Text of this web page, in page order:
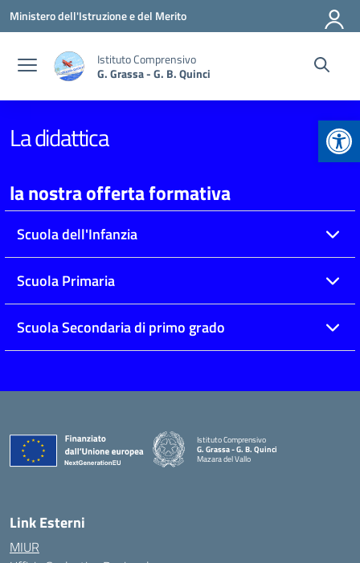
Vai ai contenuti
Vai al menu di navigazione
Vai al footer
Ministero dell'Istruzione e del Merito
Istituto Comprensivo
G. Grassa - G. B. Quinci
La didattica
la nostra offerta formativa
Scuola dell'Infanzia
Scuola Primaria
Scuola Secondaria di primo grado
Istituto Comprensivo
G. Grassa - G. B. Quinci
Mazara del Vallo
Link Esterni
MIUR